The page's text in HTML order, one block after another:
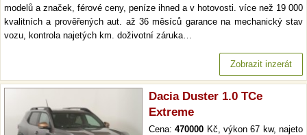
modelů a značek, férové ceny, peníze ihned a v hotovosti. více než 19 000
kvalitních a prověřených aut. až 36 měsíců garance na mechanický stav
vozu, kontrola najetých km. doživotní záruka…
Zobrazit inzerát
Dacia Duster 1.0 TCe
Extreme
Cena:470000 Kč, výkon 67 kw, najeto